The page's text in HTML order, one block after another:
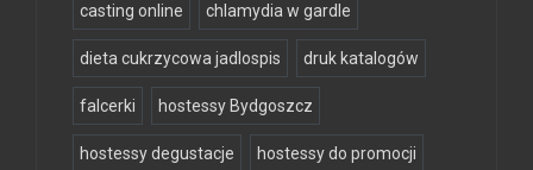
casting online chlamydia w gardle
dieta cukrzycowa jadlospis druk katalogów
falcerki hostessy Bydgoszcz
hostessy degustacje hostessy do promocji